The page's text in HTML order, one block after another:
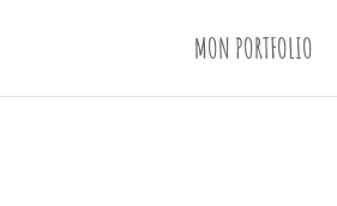
MON PORTFOLIO